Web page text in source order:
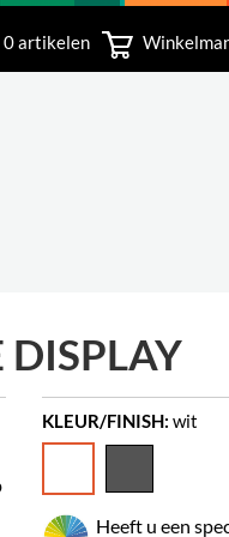
0 artikelen
DISPLAY
KLEUR/FINISH: wit
Heeft u een